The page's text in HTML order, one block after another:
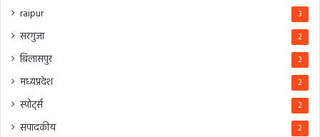
raipur 3
सरगुजा 2
बिलासपुर 2
मध्यप्रदेश 2
स्पोर्ट्स 2
संपादकीय 2